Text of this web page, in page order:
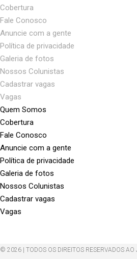
Cobertura
Fale Conosco
Anuncie com a gente
Política de privacidade
Galeria de fotos
Nossos Colunistas
Cadastrar vagas
Vagas
Quem Somos
Cobertura
Fale Conosco
Anuncie com a gente
Política de privacidade
Galeria de fotos
Nossos Colunistas
Cadastrar vagas
Vagas
© 2026 | TODOS OS DIREITOS RESERVADOS AO